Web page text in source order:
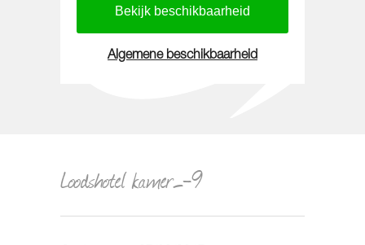
Algemene beschikbaarheid
Loodshotel kamer_-9